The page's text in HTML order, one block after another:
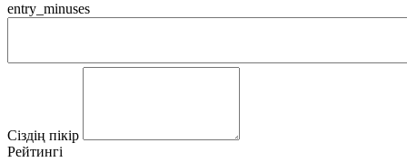
entry_minuses
Сіздің пікір
Рейтингі